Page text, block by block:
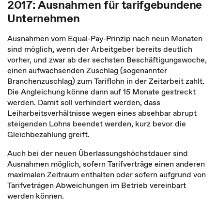
2017: Ausnahmen für tarifgebundene
Unternehmen
Ausnahmen vom Equal-Pay-Prinzip nach neun Monaten
sind möglich, wenn der Arbeitgeber bereits deutlich
vorher, und zwar ab der sechsten Beschäftigungswoche,
einen aufwachsenden Zuschlag (sogenannter
Branchenzuschlag) zum Tariflohn in der Zeitarbeit zahlt.
Die Angleichung könne dann auf 15 Monate gestreckt
werden. Damit soll verhindert werden, dass
Leiharbeitsverhältnisse wegen eines absehbar abrupt
steigenden Lohns beendet werden, kurz bevor die
Gleichbezahlung greift.
Auch bei der neuen Überlassungshöchstdauer sind
Ausnahmen möglich, sofern Tarifverträge einen anderen
maximalen Zeitraum enthalten oder sofern aufgrund von
Tarifveträgen Abweichungen im Betrieb vereinbart
werden können.